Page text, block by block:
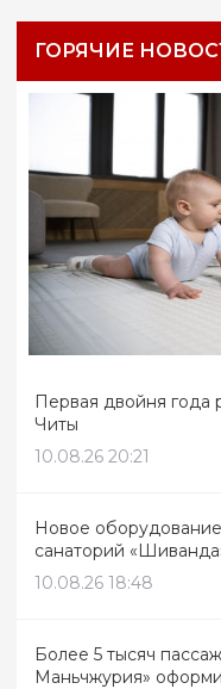
ГОРЯЧИЕ
Первая двойня года
Читы
10.08.26 20:21
Новое
санаторий
10.08.26 18:48
Более 5 тысяч
Маньчжурия»